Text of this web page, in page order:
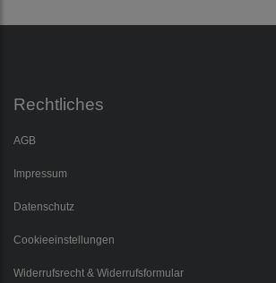
Rechtliches
AGB
Impressum
Datenschutz
Cookieeinstellungen
Widerrufsrecht & Widerrufsformular